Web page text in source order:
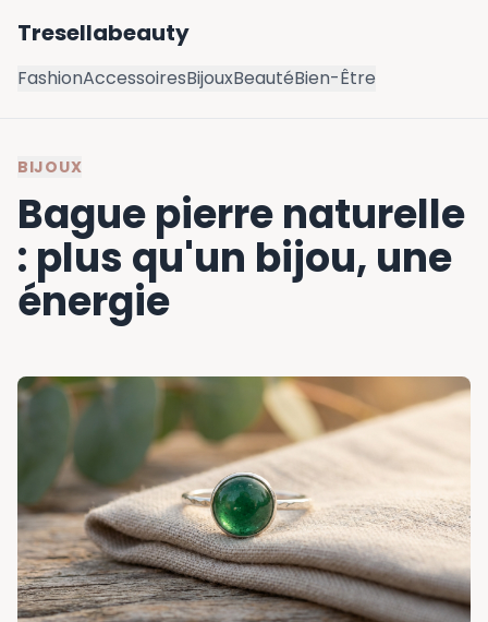
Tresellabeauty
FashionAccessoiresBijouxBeautéBien-Être
BIJOUX
Bague pierre naturelle
: plus qu'un bijou, une
énergie